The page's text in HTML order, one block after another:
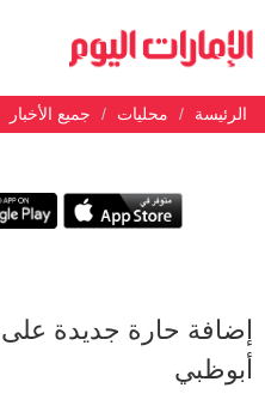
الرئيسة محليات جميع الأخبار
إضافة حارة جديدة على
أبوظبي